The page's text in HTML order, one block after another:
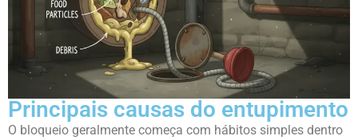
Principais causas do entupimento
O bloqueio geralmente começa com hábitos simples dentro